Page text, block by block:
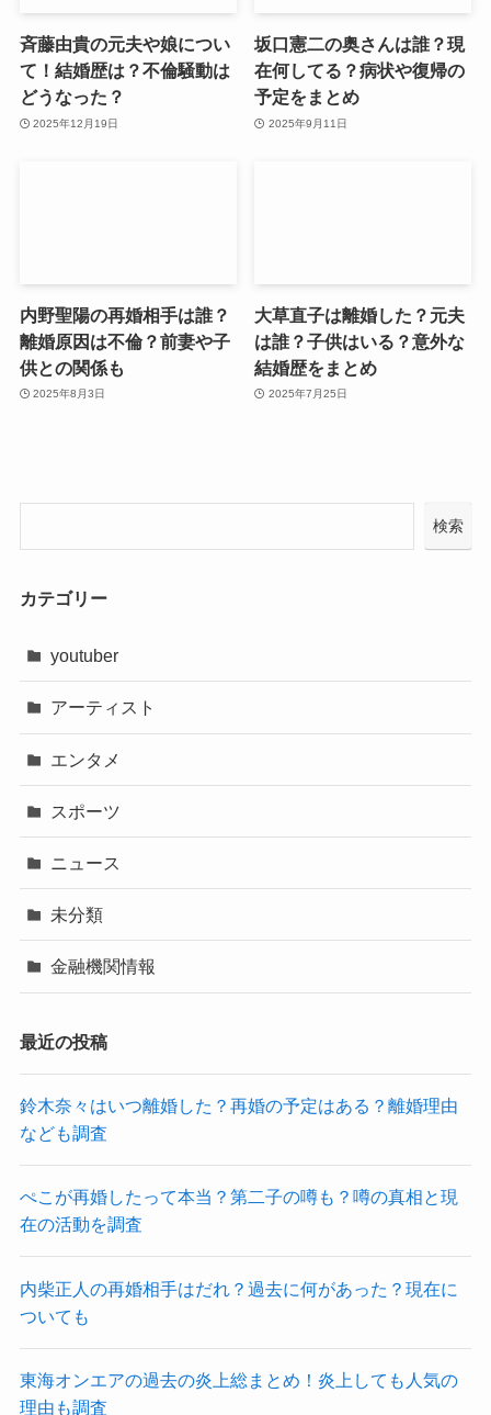
斉藤由貴の元夫や娘につい
て！結婚歴は？不倫騒動は
どうなった？
2025年12月19日
坂口憲二の奥さんは誰？現
在何してる？病状や復帰の
予定をまとめ
2025年9月11日
内野聖陽の再婚相手は誰？
離婚原因は不倫？前妻や子
供との関係も
2025年8月3日
大草直子は離婚した？元夫
は誰？子供はいる？意外な
結婚歴をまとめ
2025年7月25日
検索
カテゴリー
youtuber
アーティスト
エンタメ
スポーツ
ニュース
未分類
金融機関情報
最近の投稿
鈴木奈々はいつ離婚した？再婚の予定はある？離婚理由
なども調査
ぺこが再婚したって本当？第二子の噂も？噂の真相と現
在の活動を調査
内柴正人の再婚相手はだれ？過去に何があった？現在に
ついても
東海オンエアの過去の炎上総まとめ！炎上しても人気の
理由も調査